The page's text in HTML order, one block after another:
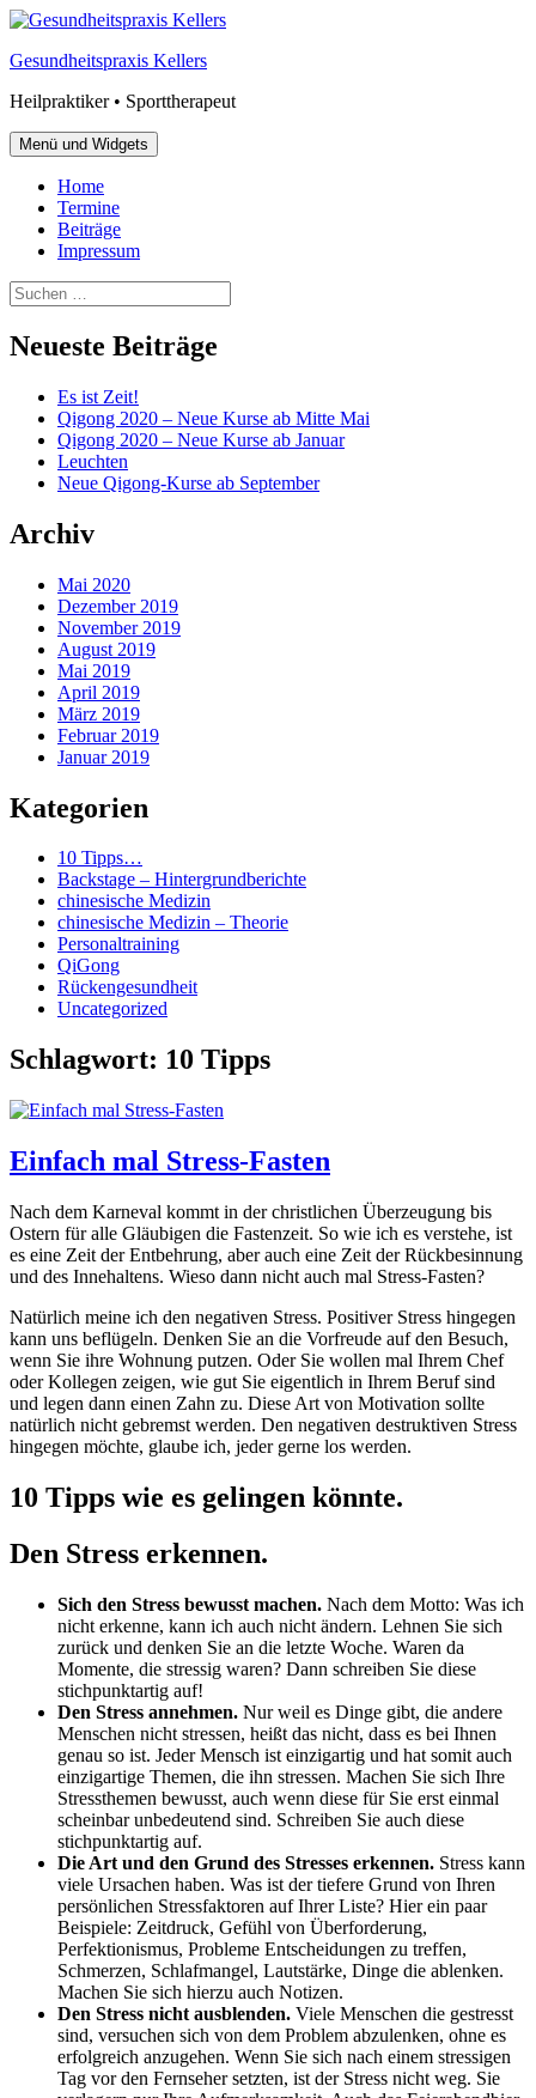
Zum
springen
Gesundheitspraxis Kellers
Heilpraktiker • Sporttherapeut
Menü und Widgets
Home
Termine
Beiträge
Impressum
Suchen
nach:
Neueste Beiträge
Es ist Zeit!
Qigong 2020 – Neue Kurse ab Mitte Mai
Qigong 2020 – Neue Kurse ab Januar
Leuchten
Neue Qigong-Kurse ab September
Archiv
Mai 2020
Dezember 2019
November 2019
August 2019
Mai 2019
April 2019
März 2019
Februar 2019
Januar 2019
Kategorien
10 Tipps…
Backstage – Hintergrundberichte
chinesische Medizin
chinesische Medizin – Theorie
Personaltraining
QiGong
Rückengesundheit
Uncategorized
Schlagwort: 10 Tipps
Einfach mal Stress-Fasten
Nach dem Karneval kommt in der christlichen Überzeugung bis
Ostern für alle Gläubigen die Fastenzeit. So wie ich es verstehe, ist
es eine Zeit der Entbehrung, aber auch eine Zeit der Rückbesinnung
und des Innehaltens. Wieso dann nicht auch mal Stress-Fasten?
Natürlich meine ich den negativen Stress. Positiver Stress hingegen
kann uns beflügeln. Denken Sie an die Vorfreude auf den Besuch,
wenn Sie ihre Wohnung putzen. Oder Sie wollen mal Ihrem Chef
oder Kollegen zeigen, wie gut Sie eigentlich in Ihrem Beruf sind
und legen dann einen Zahn zu. Diese Art von Motivation sollte
natürlich nicht gebremst werden. Den negativen destruktiven Stress
hingegen möchte, glaube ich, jeder gerne los werden.
10 Tipps wie es gelingen könnte.
Den Stress erkennen.
Sich den Stress bewusst machen. Nach dem Motto: Was ich
nicht erkenne, kann ich auch nicht ändern. Lehnen Sie sich
zurück und denken Sie an die letzte Woche. Waren da
Momente, die stressig waren? Dann schreiben Sie diese
stichpunktartig auf!
Den Stress annehmen. Nur weil es Dinge gibt, die andere
Menschen nicht stressen, heißt das nicht, dass es bei Ihnen
genau so ist. Jeder Mensch ist einzigartig und hat somit auch
einzigartige Themen, die ihn stressen. Machen Sie sich Ihre
Stressthemen bewusst, auch wenn diese für Sie erst einmal
scheinbar unbedeutend sind. Schreiben Sie auch diese
stichpunktartig auf.
Die Art und den Grund des Stresses erkennen. Stress kann
viele Ursachen haben. Was ist der tiefere Grund von Ihren
persönlichen Stressfaktoren auf Ihrer Liste? Hier ein paar
Beispiele: Zeitdruck, Gefühl von Überforderung,
Perfektionismus, Probleme Entscheidungen zu treffen,
Schmerzen, Schlafmangel, Lautstärke, Dinge die ablenken.
Machen Sie sich hierzu auch Notizen.
Den Stress nicht ausblenden. Viele Menschen die gestresst
sind, versuchen sich von dem Problem abzulenken, ohne es
erfolgreich anzugehen. Wenn Sie sich nach einem stressigen
Tag vor den Fernseher setzten, ist der Stress nicht weg. Sie